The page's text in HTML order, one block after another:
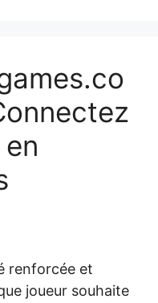
renforcée et
joueur souhaite